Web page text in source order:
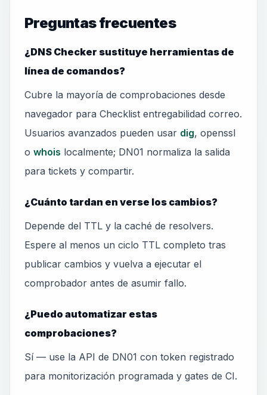
Preguntas frecuentes
¿DNS Checker sustituye herramientas de
línea de comandos?
Cubre la mayoría de comprobaciones desde
navegador para Checklist entregabilidad correo.
Usuarios avanzados pueden usar dig, openssl
o whois localmente; DN01 normaliza la salida
para tickets y compartir.
¿Cuánto tardan en verse los cambios?
Depende del TTL y la caché de resolvers.
Espere al menos un ciclo TTL completo tras
publicar cambios y vuelva a ejecutar el
comprobador antes de asumir fallo.
¿Puedo automatizar estas
comprobaciones?
Sí — use la API de DN01 con token registrado
para monitorización programada y gates de CI.